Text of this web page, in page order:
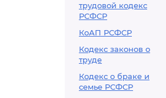
трудовой кодекс
РСФСР
КоАП РСФСР
Кодекс законов о
труде
Кодекс о браке и
семье РСФСР